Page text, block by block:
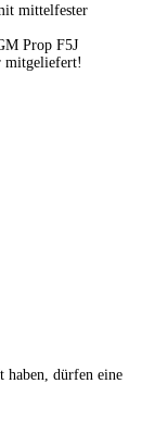
mittelfester
Prop F5J
mitgeliefert!
haben, dürfen eine